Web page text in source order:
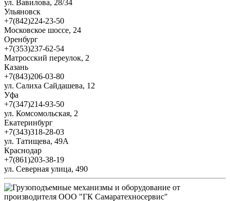
ул. Вавилова, 28/34
Ульяновск
+7(842)224-23-50
Московское шоссе, 24
Оренбург
+7(353)237-62-54
Матросский переулок, 2
Казань
+7(843)206-03-80
ул. Салиха Сайдашева, 12
Уфа
+7(347)214-93-50
ул. Комсомольская, 2
Екатеринбург
+7(343)318-28-03
ул. Татищева, 49А
Краснодар
+7(861)203-38-19
ул. Северная улица, 490